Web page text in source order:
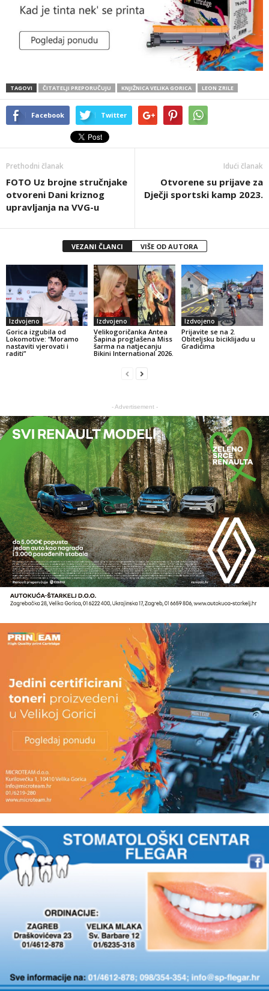
TAGOVI ČITATELJI PREPORUČUJU KNJIŽNICA VELIKA GORICA LEON ZRILE
Facebook Twitter
Prethodni članak
FOTO Uz brojne stručnjake
otvoreni Dani kriznog
upravljanja na VVG-u
Idući članak
Otvorene su prijave za
Dječji sportski kamp 2023.
VEZANI ČLANCI VIŠE OD AUTORA
Izdvojeno
Gorica izgubila od
Lokomotive: “Moramo
nastaviti vjerovati i
raditi”
Izdvojeno
Velikogoričanka Antea
Šapina proglašena Miss
šarma na natjecanju
Bikini International 2026.
Izdvojeno
Prijavite se na 2.
Obiteljsku biciklijadu u
Gradićima
- Advertisement -